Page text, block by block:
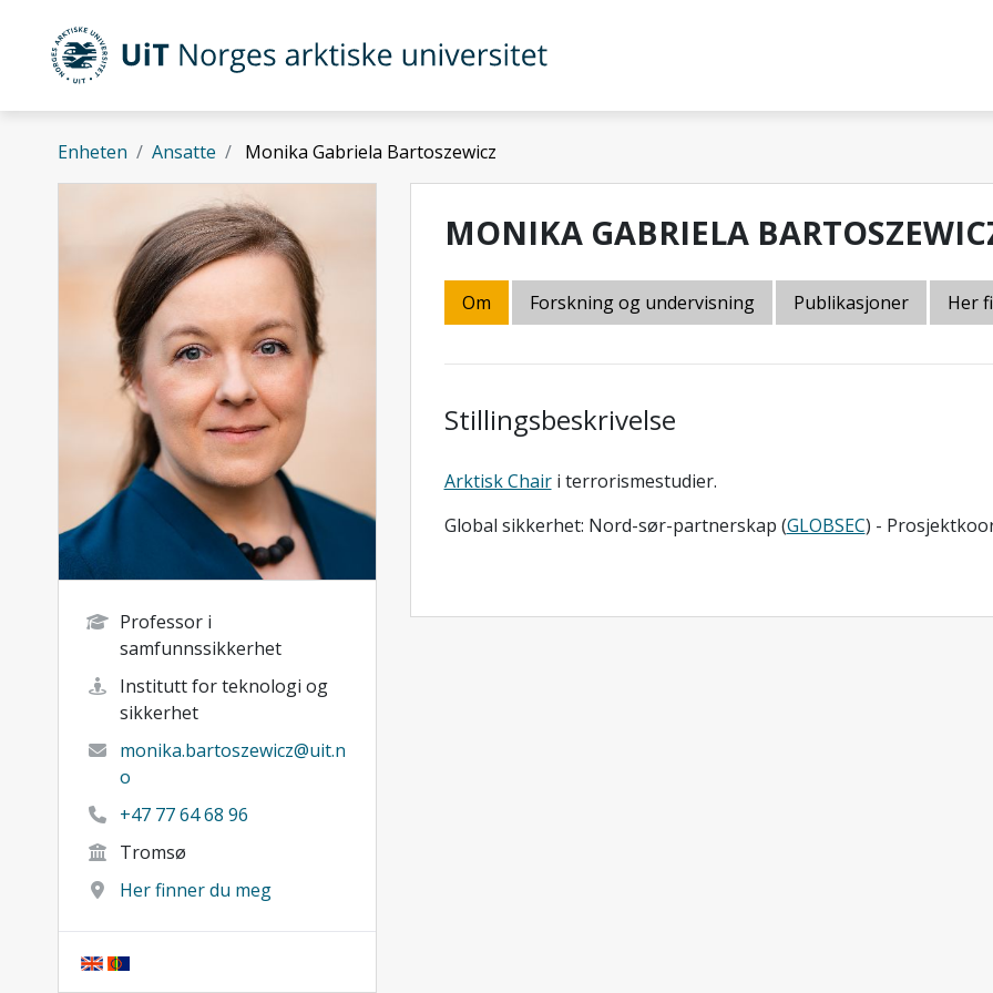
Gå til hovedinnhold
UiT Norges arktiske universitet
Enheten Ansatte Monika Gabriela Bartoszewicz
Professor i
samfunnssikkerhet
Institutt for teknologi og
sikkerhet
monika.bartoszewicz@uit.n
o
+47 77 64 68 96
Tromsø
Her finner du meg
MONIKA GABRIELA
Om Forskning og undervisning Publikasjoner Her
Stillingsbeskrivelse
Arktisk Chairi terrorismestudier.
Global sikkerhet: Nord-sør-partnerskap (GLOBSEC) -